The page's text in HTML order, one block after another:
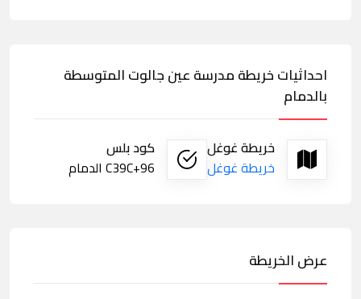
احداثيات خريطة مدرسة عين جالوت المتوسطة
بالدمام
خريطة غوغل
خريطة غوغل
كود بلس
C39C+96 الدمام
عرض الخريطة